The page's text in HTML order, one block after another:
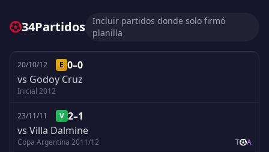
34Partidos
Incluir partidos donde solo firmó
planilla
20/10/12 E 0–0
vs Godoy Cruz
Inicial 2012
23/11/11 V 2–1
vs Villa Dalmine
Copa Argentina 2011/12 T A